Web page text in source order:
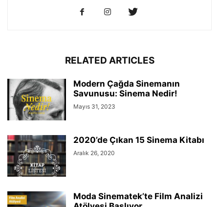
RELATED ARTICLES
Modern Çağda Sinemanın
Savunusu: Sinema Nedir!
Mayıs 31, 2023
2020’de Çıkan 15 Sinema Kitabı
Aralık 26, 2020
Moda Sinematek’te Film Analizi